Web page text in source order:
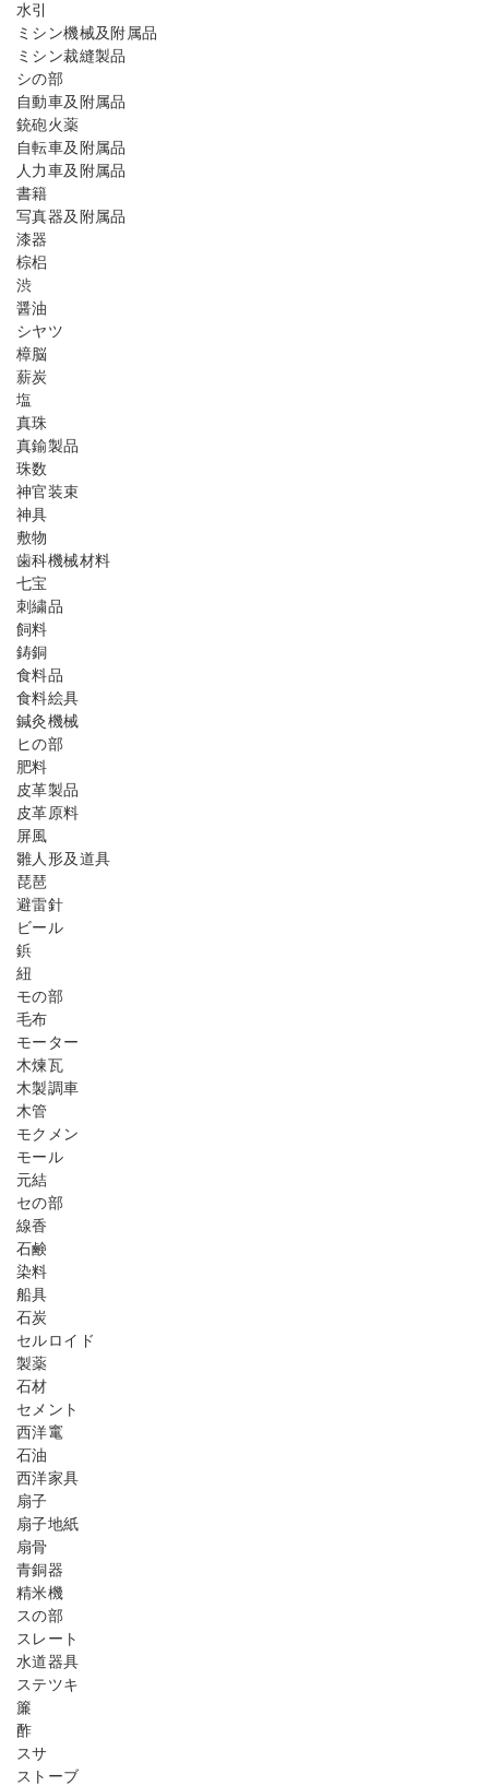
水引
ミシン機械及附属品
ミシン裁縫製品
シの部
自動車及附属品
銃砲火薬
自転車及附属品
人力車及附属品
書籍
写真器及附属品
漆器
棕梠
渋
醤油
シヤツ
樟脳
薪炭
塩
真珠
真鍮製品
珠数
神官装束
神具
敷物
歯科機械材料
七宝
刺繍品
飼料
鋳銅
食料品
食料絵具
鍼灸機械
ヒの部
肥料
皮革製品
皮革原料
屏風
雛人形及道具
琵琶
避雷針
ビール
鋲
紐
モの部
毛布
モーター
木煉瓦
木製調車
木管
モクメン
モール
元結
セの部
線香
石鹸
染料
船具
石炭
セルロイド
製薬
石材
セメント
西洋竃
石油
西洋家具
扇子
扇子地紙
扇骨
青銅器
精米機
スの部
スレート
水道器具
ステツキ
簾
酢
スサ
ストーブ